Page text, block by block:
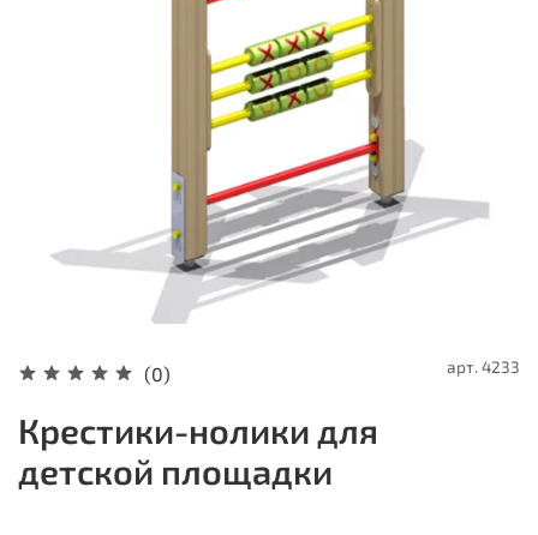
(0) арт. 4233
Крестики-нолики для
детской площадки